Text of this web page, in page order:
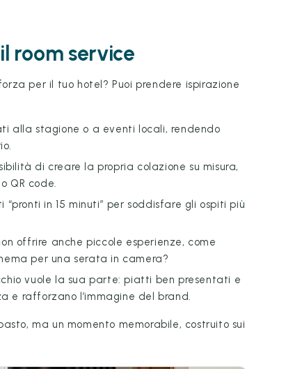
room service
per il tuo hotel? Puoi prendere ispirazione
alla stagione o a eventi locali, rendendo
di creare la propria colazione su misura,
QR code.
in 15 minuti” per soddisfare gli ospiti più
offrire anche piccole esperienze, come
per una serata in camera?
vuole la sua parte: piatti ben presentati e
e rafforzano l’immagine del brand.
ma un momento memorabile, costruito sui